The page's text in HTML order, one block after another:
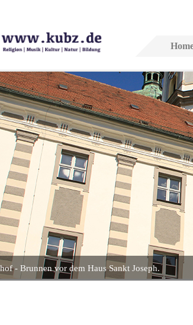
- Brunnen vor dem Haus Sankt Joseph.